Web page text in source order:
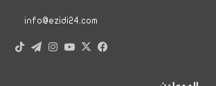
info@ezidi24.com
فيسبوك
X يوتيوبانستقرام
تيلقرام